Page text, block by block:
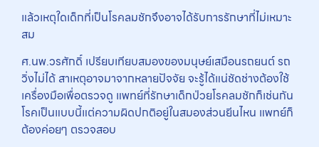
แล้วเหตุใดเด็กที่เป็นโรคลมชักจึงอาจได้รับการรักษาที่ไม่เหมาะ
สม
ศ.นพ.วรศักดิ์ เปรียบเทียบสมองของมนุษย์เสมือนรถยนต์ รถ
วิ่งไม่ได้ สาเหตุอาจมาจากหลายปัจจัย จะรู้ได้แน่ชัดช่างต้องใช้
เครื่องมือเพื่อตรวจดู แพทย์ที่รักษาเด็กป่วยโรคลมชักก็เช่นกัน
โรคเป็นแบบนี้แต่ความผิดปกติอยู่ในสมองส่วนยีนไหน แพทย์ก็
ต้องค่อยๆ ตรวจสอบ